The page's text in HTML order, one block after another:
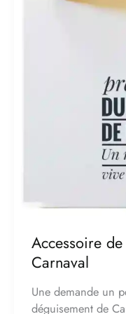
Accessoire
Carnaval
Une demande un
déguisement de